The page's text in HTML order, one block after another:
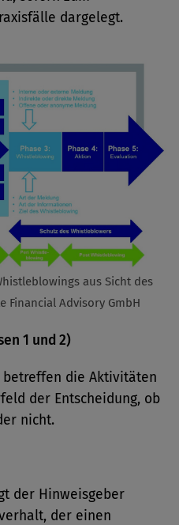
dargelegt.
aus Sicht des
Financial Advisory GmbH
1 und 2)
betreffen die Aktivitäten
der Entscheidung, ob
nicht.
der Hinweisgeber
der einen